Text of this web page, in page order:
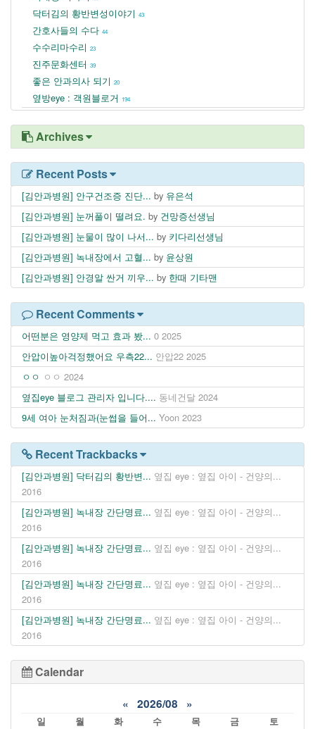
닥터김의 황반변성이야기 43
간호사들의 수다 44
수수리마수리 23
진주문화센터 39
좋은 안과의사 되기 20
옆방eye : 객원블로거 194
Archives
Recent Posts
[김안과병원] 안구건조증 진단... by 유은석
[김안과병원] 눈꺼풀이 떨려요. by 건망증선생님
[김안과병원] 눈물이 많이 나서... by 키다리선생님
[김안과병원] 녹내장에서 고혈... by 윤상원
[김안과병원] 안경알 싼거 끼우... by 한때 기타맨
Recent Comments
어떤분은 영양제 먹고 효과 봤... 0 2025
안압이높아걱정했어요 우측22... 안압22 2025
ㅇㅇ ㅇㅇ 2024
옆집eye 블로그 관리자 입니다.... 동네건달 2024
9세 여아 눈처짐과(눈썹을 들어... Yoon 2023
Recent Trackbacks
[김안과병원] 닥터김의 황반변... 옆집 eye : 옆집 아이 - 건양의...
2016
[김안과병원] 녹내장 간단명료... 옆집 eye : 옆집 아이 - 건양의...
2016
[김안과병원] 녹내장 간단명료... 옆집 eye : 옆집 아이 - 건양의...
2016
[김안과병원] 녹내장 간단명료... 옆집 eye : 옆집 아이 - 건양의...
2016
[김안과병원] 녹내장 간단명료... 옆집 eye : 옆집 아이 - 건양의...
2016
Calendar
« 2026/08 »
일 월 화 수 목 금
토